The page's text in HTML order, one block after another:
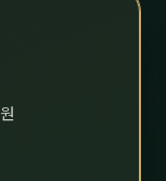
원